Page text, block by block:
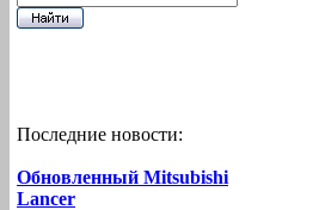
Последние новости:
Обновленный Mitsubishi
Lancer